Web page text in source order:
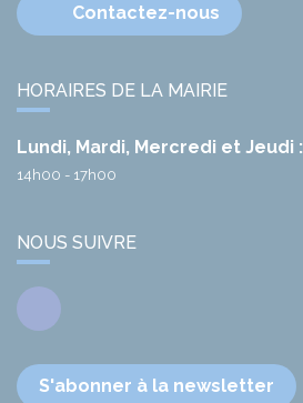
Contactez-nous
HORAIRES DE LA MAIRIE
Lundi, Mardi, Mercredi et Jeudi :
14h00 - 17h00
NOUS SUIVRE
Facebook
S'abonner à la newsletter